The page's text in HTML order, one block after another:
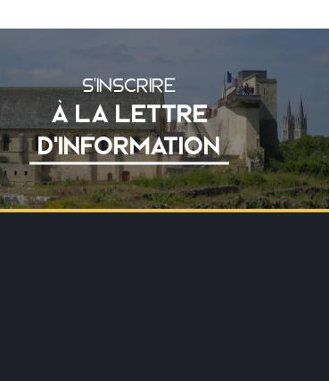
S'INSCRIRE
À LA LETTRE
D'INFORMATION